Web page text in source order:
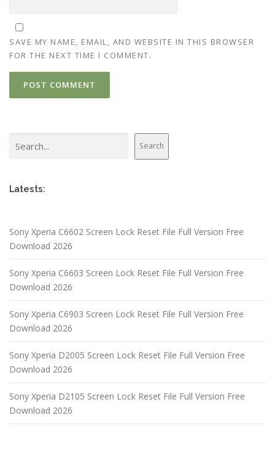
SAVE MY NAME, EMAIL, AND WEBSITE IN THIS BROWSER
FOR THE NEXT TIME I COMMENT.
Search
Latests:
Sony Xperia C6602 Screen Lock Reset File Full Version Free
Download 2026
Sony Xperia C6603 Screen Lock Reset File Full Version Free
Download 2026
Sony Xperia C6903 Screen Lock Reset File Full Version Free
Download 2026
Sony Xperia D2005 Screen Lock Reset File Full Version Free
Download 2026
Sony Xperia D2105 Screen Lock Reset File Full Version Free
Download 2026